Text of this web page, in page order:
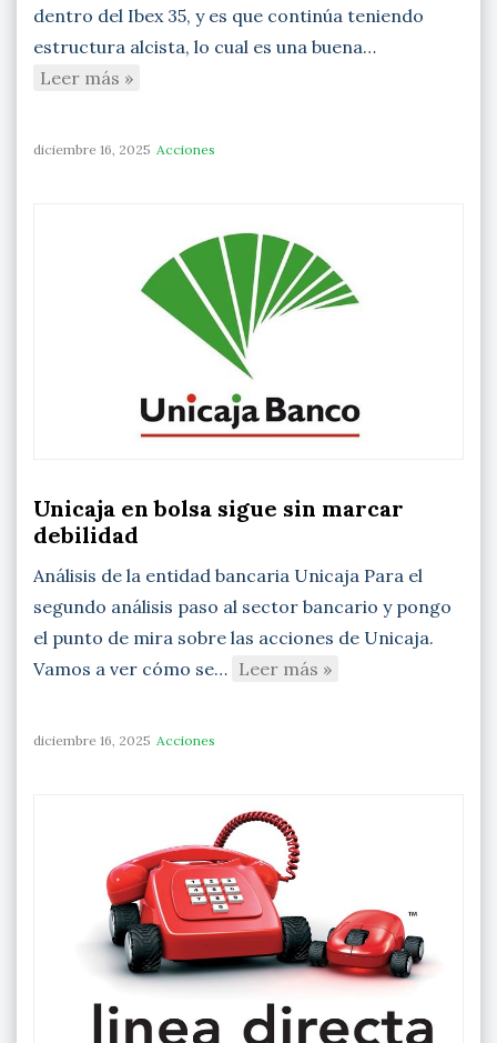
dentro del Ibex 35, y es que continúa teniendo
estructura alcista, lo cual es una buena…
Leer más »
diciembre 16, 2025 Acciones
Unicaja en bolsa sigue sin marcar
debilidad
Análisis de la entidad bancaria Unicaja Para el
segundo análisis paso al sector bancario y pongo
el punto de mira sobre las acciones de Unicaja.
Vamos a ver cómo se… Leer más »
diciembre 16, 2025 Acciones